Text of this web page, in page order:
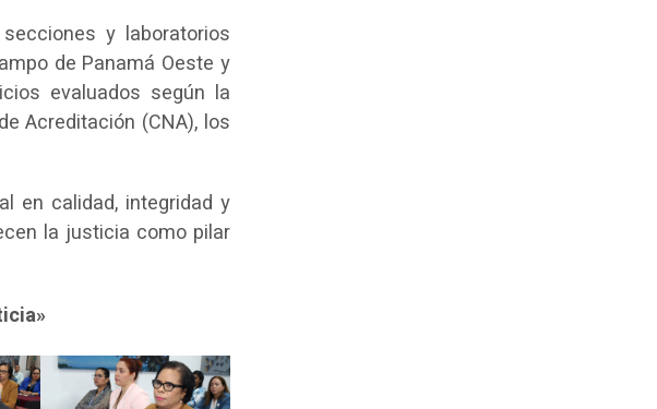
y laboratorios
de Panamá Oeste y
evaluados según la
Acreditación (CNA), los
en calidad, integridad y
la justicia como pilar